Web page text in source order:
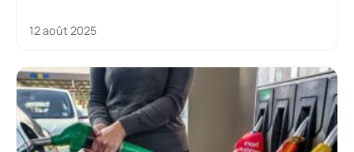
12 août 2025